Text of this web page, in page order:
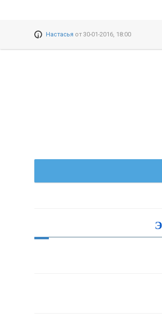
Настасья от 30-01-2016, 18:00